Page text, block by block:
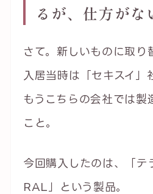
るが、仕方がな
さて。新しいものに取り
入居当時は「セキスイ」
もうこちらの会社では製
こと。
今回購入したのは、「
RAL」という製品。